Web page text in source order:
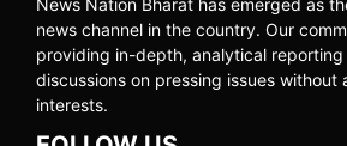
News Nation Bharat has emerged as
news channel in the country. Our
providing in-depth, analytical
discussions on pressing issues without
interests.